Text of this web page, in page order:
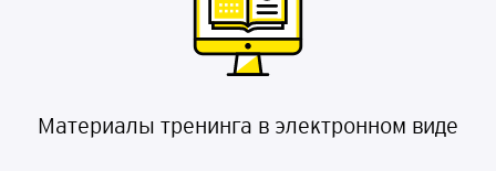
Материалы тренинга в электронном виде